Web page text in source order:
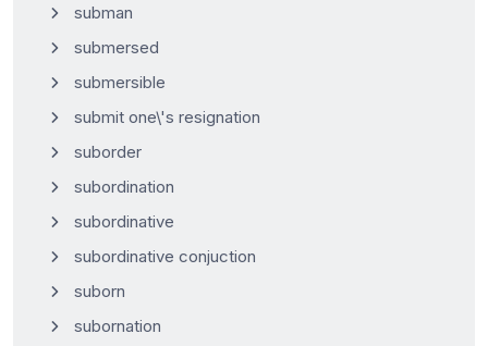
subman
submersed
submersible
submit one\'s resignation
suborder
subordination
subordinative
subordinative conjuction
suborn
subornation